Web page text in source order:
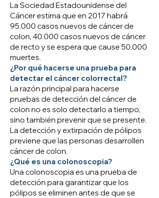
La Sociedad Estadounidense del
Cáncer estima que en 2017 habrá
95.000 casos nuevos de cáncer de
colon, 40.000 casos nuevos de cáncer
de recto y se espera que cause 50.000
muertes.
¿Por qué hacerse una prueba para
detectar el cáncer colorrectal?
La razón principal para hacerse
pruebas de detección del cáncer de
colon no es solo detectarlo a tiempo,
sino también prevenir que se presente.
La detección y extirpación de pólipos
previene que las personas desarrollen
cáncer de colon.
¿Qué es una colonoscopia?
Una colonoscopia es una prueba de
detección para garantizar que los
pólipos se eliminen antes de que se